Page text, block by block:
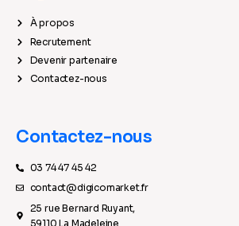
À propos
Recrutement
Devenir partenaire
Contactez-nous
Contactez-nous
03 74 47 45 42
contact@digicomarket.fr
25 rue Bernard Ruyant,
59110 La Madeleine